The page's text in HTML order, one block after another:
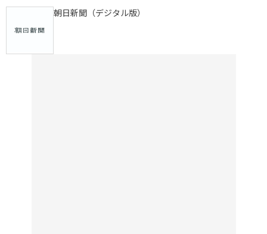
朝日新聞（デジタル版）